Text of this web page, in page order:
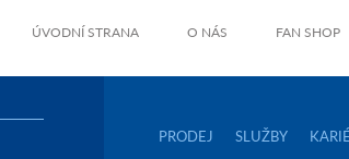
ÚVODNÍ STRANA O NÁS FAN SHOP
PRODEJ SLUŽBY